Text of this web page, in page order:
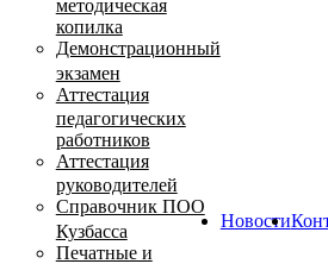
методическая
копилка
Демонстрационный
экзамен
Аттестация
педагогических
работников
Аттестация
руководителей
Справочник ПОО
Кузбасса
Печатные и
Новости